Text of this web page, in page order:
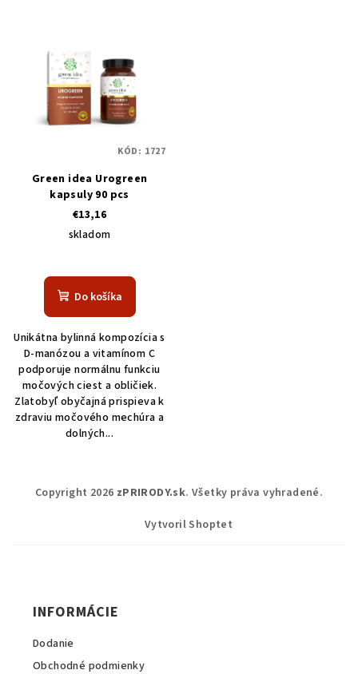
Green idea Urogreen
kapsuly 90 pcs
€13,16
skladom
Do košíka
Unikátna bylinná kompozícia s
D-manózou a vitamínom C
podporuje normálnu funkciu
močových ciest a obličiek.
Zlatobyľ obyčajná prispieva k
zdraviu močového mechúra a
dolných...
KÓD: 1727
Copyright 2026 zPRIRODY.sk. Všetky práva vyhradené.
Vytvoril Shoptet
INFORMÁCIE
Dodanie
Obchodné podmienky